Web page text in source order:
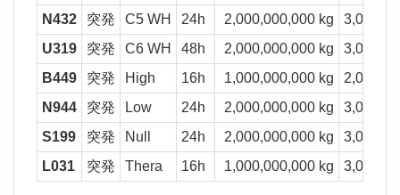
N432
突発 C5 WH 24h 2,000,000,000 kg
U319
突発 C6 WH 48h 2,000,000,000 kg
B449
突発 High 16h 1,000,000,000 kg
N944
突発 Low 24h 2,000,000,000 kg
S199
突発 Null 24h 2,000,000,000 kg
L031
突発 Thera 16h 1,000,000,000 kg